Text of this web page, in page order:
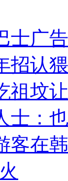
士广
招认
祖坟
士：
客在